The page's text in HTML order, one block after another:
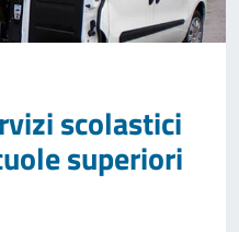
scolastici
superiori